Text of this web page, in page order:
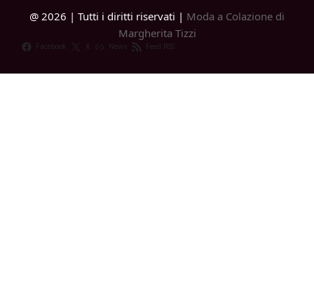
@ 2026 | Tutti i diritti riservati | Moda a Colazione di
Margherita Tizzi
Facebook X News Feed RSS